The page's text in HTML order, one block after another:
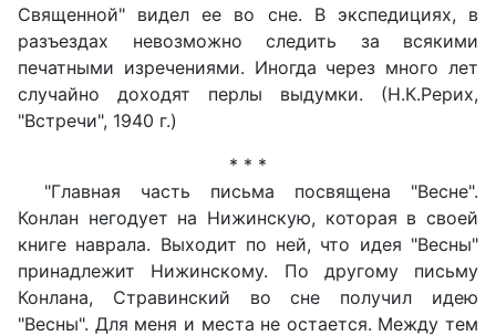
Священной" видел ее во сне. В экспедициях, в
разъездах невозможно следить за всякими
печатными изречениями. Иногда через много лет
случайно доходят перлы выдумки. (Н.К.Рерих,
"Встречи", 1940 г.)
* * *
"Главная часть письма посвящена "Весне".
Конлан негодует на Нижинскую, которая в своей
книге наврала. Выходит по ней, что идея "Весны"
принадлежит Нижинскому. По другому письму
Конлана, Стравинский во сне получил идею
"Весны". Для меня и места не остается. Между тем